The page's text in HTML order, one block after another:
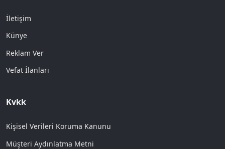
İletişim
Künye
Reklam Ver
Vefat İlanları
Kvkk
Kişisel Verileri Koruma Kanunu
Müşteri Aydınlatma Metni